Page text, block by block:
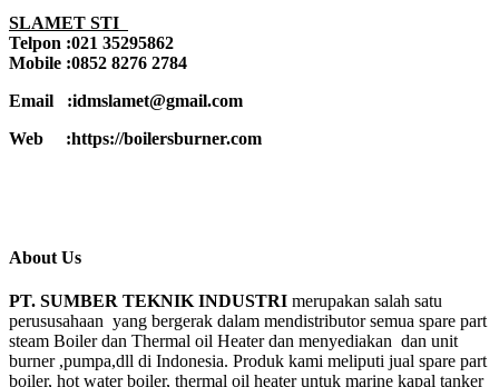
SLAMET STI
Telpon :021 35295862
Mobile :0852 8276 2784
Email :idmslamet@gmail.com
Web :https://boilersburner.com
About Us
PT. SUMBER TEKNIK INDUSTRI merupakan salah satu
perususahaan yang bergerak dalam mendistributor semua spare part
steam Boiler dan Thermal oil Heater dan menyediakan dan unit
burner ,pumpa,dll di Indonesia. Produk kami meliputi jual spare part
boiler, hot water boiler, thermal oil heater untuk marine kapal tanker